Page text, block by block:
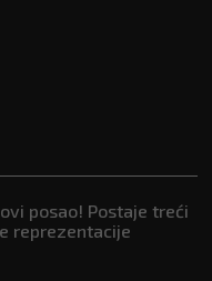
posao! Postaje treći
reprezentacije